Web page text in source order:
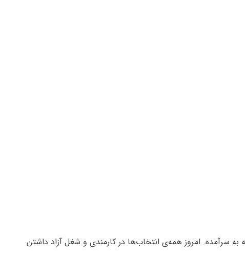
کنیم، می‌شود گفت که به سرآمده. امروز همه‌ی انتخاب‌ها در کارمندی و شغل آزاد داشتن